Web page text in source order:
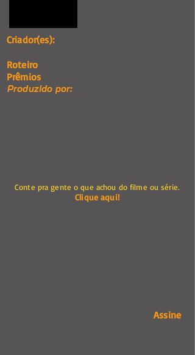
Conte pra gente o que achou do filme ou série.
Clique aqui!
Assine
Criador(es):
Roteiro
Prêmios
Produzido por: